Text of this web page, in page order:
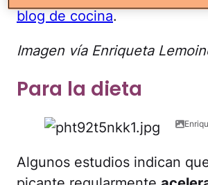
blog de cocina.
Imagen vía Enriqueta
Para la dieta
Algunos estudios indican